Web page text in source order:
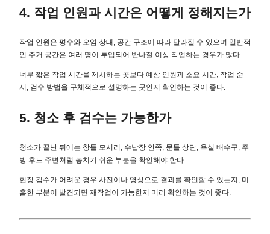
4. 작업 인원과 시간은 어떻게 정해지는가
작업 인원은 평수와 오염 상태, 공간 구조에 따라 달라질 수 있으며 일반적
인 주거 공간은 여러 명이 투입되어 반나절 이상 작업하는 경우가 많다.
너무 짧은 작업 시간을 제시하는 곳보다 예상 인원과 소요 시간, 작업 순
서, 검수 방법을 구체적으로 설명하는 곳인지 확인하는 것이 좋다.
5. 청소 후 검수는 가능한가
청소가 끝난 뒤에는 창틀 모서리, 수납장 안쪽, 문틀 상단, 욕실 배수구, 주
방 후드 주변처럼 놓치기 쉬운 부분을 확인해야 한다.
현장 검수가 어려운 경우 사진이나 영상으로 결과를 확인할 수 있는지, 미
흡한 부분이 발견되면 재작업이 가능한지 미리 확인하는 것이 좋다.